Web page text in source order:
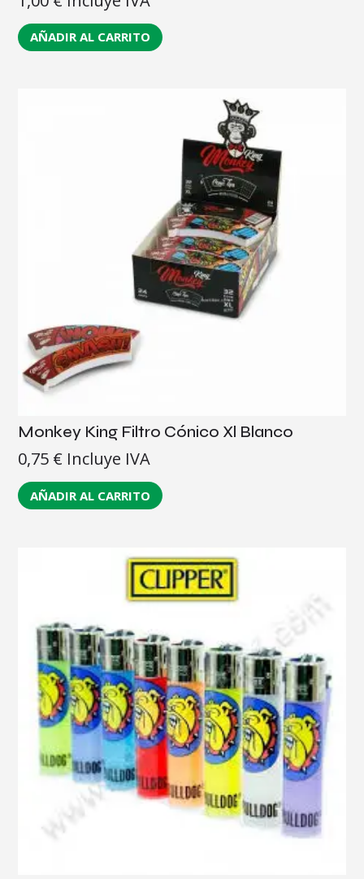
AÑADIR AL CARRITO
Monkey King Filtro Cónico Xl Blanco
0,75 € Incluye IVA
AÑADIR AL CARRITO